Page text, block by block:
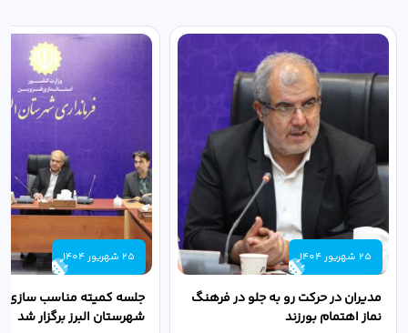
25 شهریور 1404
مدیران در حرکت رو به جلو در فرهنگ
نماز اهتمام بورزند
25 شهریور 1404
جلسه کمیته مناسب سازی
شهرستان البرز برگزار شد